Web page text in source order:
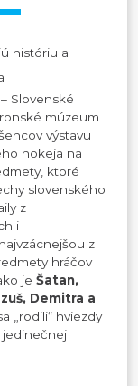
históriu a
Slovenské
múzeum
výstavu
hokeja na
ktoré
slovenského
z
i
z
hráčov
je Šatan,
Demitra a
„rodili“ hviezdy
jedinečnej